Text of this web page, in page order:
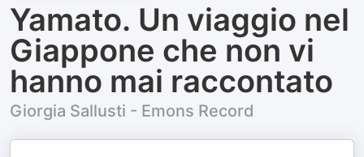
Yamato. Un viaggio nel
Giappone che non vi
hanno mai raccontato
Giorgia Sallusti - Emons Record